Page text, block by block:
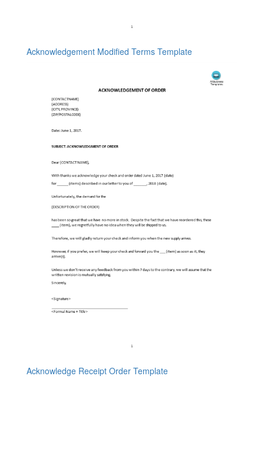
Acknowledgement Modified Terms Template
Acknowledge Receipt Order Template